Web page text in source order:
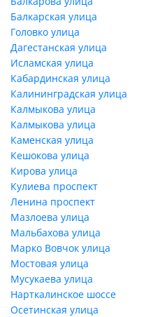
Балкарская улица
Головко улица
Дагестанская улица
Исламская улица
Кабардинская улица
Калининградская улица
Калмыкова улица
Калмыкова улица
Каменская улица
Кешокова улица
Кирова улица
Кулиева проспект
Ленина проспект
Мазлоева улица
Мальбахова улица
Марко Вовчок улица
Мостовая улица
Мусукаева улица
Нарткалинское шоссе
Осетинская улица